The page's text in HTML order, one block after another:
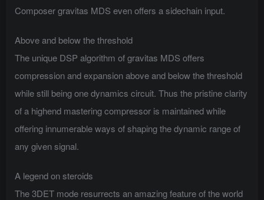
Composer gravitas MDS even offers a sidechain input.
Above and below the threshold
The unique DSP algorithm of gravitas MDS offers
compression and expansion above and below the threshold
while still being one dynamics circuit. Thus the pristine clarity
of a highend mastering compressor is maintained while
offering innumerable ways of shaping the dynamic range of
any given signal.
A legend on steroids
The 3DET mode resurrects an amazing feature of the world